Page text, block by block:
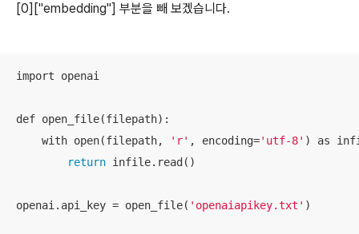
[0]["embedding"] 부분을 빼 보겠습니다.
import openai
def open_file(filepath):
    with open(filepath,
'r' , encoding='utf-8' ) as
return infile.read()
openai.api_key = open_file( 'openaiapikey.txt' )